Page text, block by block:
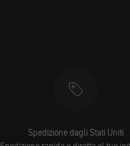
Spedizione dagli Stati Uniti